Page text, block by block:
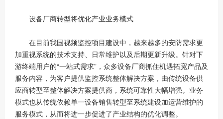
设备厂商转型将优化产业业务模式
在目前我国视频监控项目建设中，越来越多的安防需求更
加重视系统的技术支持、日常维护以及后期更新升级。针对下
游终端用户的“一站式需求”，众多设备厂商抓住机遇拓宽产品及
服务内容，为客户提供监控系统整体解决方案，由传统设备供
应商转型至整体解决方案提供商，系统可靠性大幅增强。业务
模式也从传统依赖单一设备销售转型至系统建设加运营维护的
服务模式，从而将进一步促进了产业结构的优化调整。